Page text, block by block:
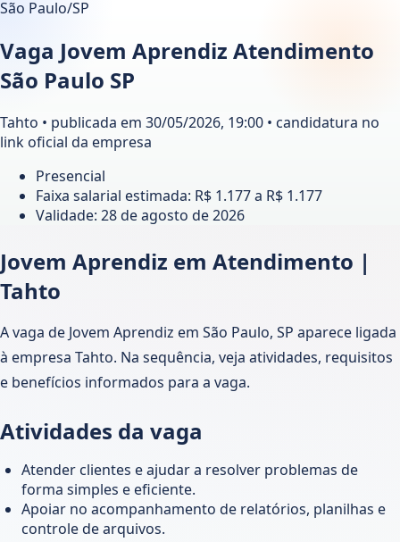
São Paulo/SP
Vaga Jovem Aprendiz Atendimento
São Paulo SP
Tahto • publicada em 30/05/2026, 19:00 • candidatura no
link oficial da empresa
Presencial
Faixa salarial estimada: R$ 1.177 a R$ 1.177
Validade: 28 de agosto de 2026
Jovem Aprendiz em Atendimento |
Tahto
A vaga de Jovem Aprendiz em São Paulo, SP aparece ligada
à empresa Tahto. Na sequência, veja atividades, requisitos
e benefícios informados para a vaga.
Atividades da vaga
Atender clientes e ajudar a resolver problemas de
forma simples e eficiente.
Apoiar no acompanhamento de relatórios, planilhas e
controle de arquivos.